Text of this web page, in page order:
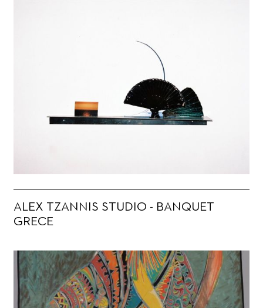
ALEX TZANNIS STUDIO - BANQUET
GRECE